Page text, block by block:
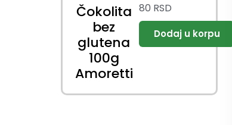
Čokolita
bez
glutena
100g
Amoretti
80 RSD